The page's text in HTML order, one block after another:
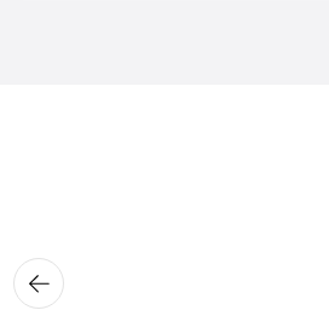
뒤로가
기